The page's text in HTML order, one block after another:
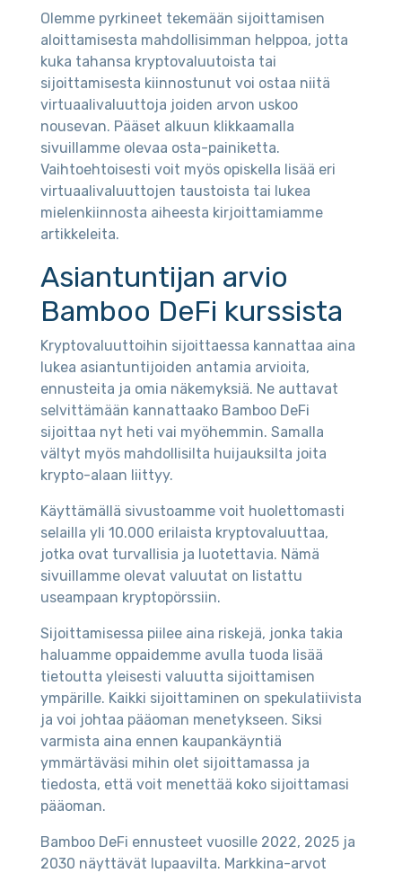
Olemme pyrkineet tekemään sijoittamisen
aloittamisesta mahdollisimman helppoa, jotta
kuka tahansa kryptovaluutoista tai
sijoittamisesta kiinnostunut voi ostaa niitä
virtuaalivaluuttoja joiden arvon uskoo
nousevan. Pääset alkuun klikkaamalla
sivuillamme olevaa osta-painiketta.
Vaihtoehtoisesti voit myös opiskella lisää eri
virtuaalivaluuttojen taustoista tai lukea
mielenkiinnosta aiheesta kirjoittamiamme
artikkeleita.
Asiantuntijan arvio
Bamboo DeFi kurssista
Kryptovaluuttoihin sijoittaessa kannattaa aina
lukea asiantuntijoiden antamia arvioita,
ennusteita ja omia näkemyksiä. Ne auttavat
selvittämään kannattaako Bamboo DeFi
sijoittaa nyt heti vai myöhemmin. Samalla
vältyt myös mahdollisilta huijauksilta joita
krypto-alaan liittyy.
Käyttämällä sivustoamme voit huolettomasti
selailla yli 10.000 erilaista kryptovaluuttaa,
jotka ovat turvallisia ja luotettavia. Nämä
sivuillamme olevat valuutat on listattu
useampaan kryptopörssiin.
Sijoittamisessa piilee aina riskejä, jonka takia
haluamme oppaidemme avulla tuoda lisää
tietoutta yleisesti valuutta sijoittamisen
ympärille. Kaikki sijoittaminen on spekulatiivista
ja voi johtaa pääoman menetykseen. Siksi
varmista aina ennen kaupankäyntiä
ymmärtäväsi mihin olet sijoittamassa ja
tiedosta, että voit menettää koko sijoittamasi
pääoman.
Bamboo DeFi ennusteet vuosille 2022, 2025 ja
2030 näyttävät lupaavilta. Markkina-arvot